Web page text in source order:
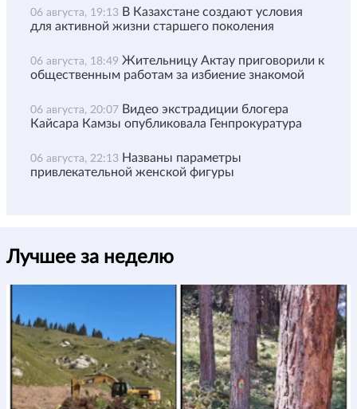
06 августа, 19:13 В Казахстане создают условия
для активной жизни старшего поколения
06 августа, 18:49 Жительницу Актау приговорили к
общественным работам за избиение знакомой
06 августа, 20:07 Видео экстрадиции блогера
Кайсара Камзы опубликовала Генпрокуратура
06 августа, 22:13 Названы параметры
привлекательной женской фигуры
Лучшее за неделю